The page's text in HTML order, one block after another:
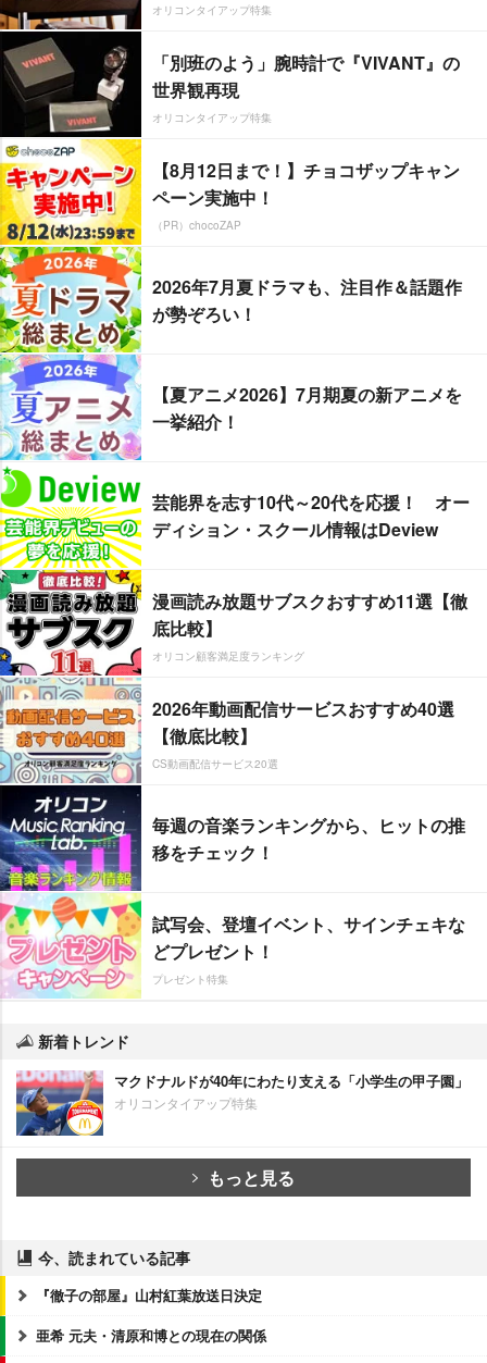
オリコンタイアップ特集
「別班のよう」腕時計で『VIVANT』の
世界観再現
オリコンタイアップ特集
【8月12日まで！】チョコザップキャン
ペーン実施中！
（PR）chocoZAP
2026年7月夏ドラマも、注目作＆話題作
が勢ぞろい！
【夏アニメ2026】7月期夏の新アニメを
一挙紹介！
芸能界を志す10代～20代を応援！ オー
ディション・スクール情報はDeview
漫画読み放題サブスクおすすめ11選【徹
底比較】
オリコン顧客満足度ランキング
2026年動画配信サービスおすすめ40選
【徹底比較】
CS動画配信サービス20選
毎週の音楽ランキングから、ヒットの推
移をチェック！
試写会、登壇イベント、サインチェキな
どプレゼント！
プレゼント特集
新着トレンド
マクドナルドが40年にわたり支える「小学生の甲子園」
オリコンタイアップ特集
もっと見る
今、読まれている記事
『徹子の部屋』山村紅葉放送日決定
亜希 元夫・清原和博との現在の関係